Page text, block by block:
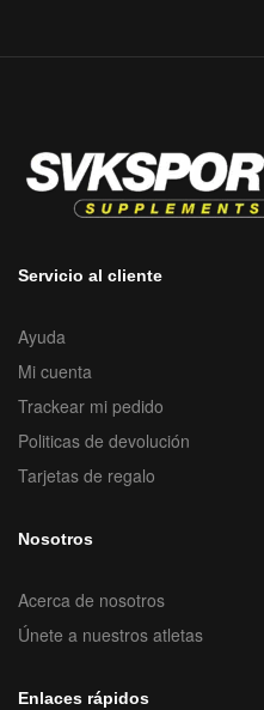
Servicio al cliente
Ayuda
Mi cuenta
Trackear mi pedido
Politicas de devolución
Tarjetas de regalo
Nosotros
Acerca de nosotros
Únete a nuestros atletas
Enlaces rápidos